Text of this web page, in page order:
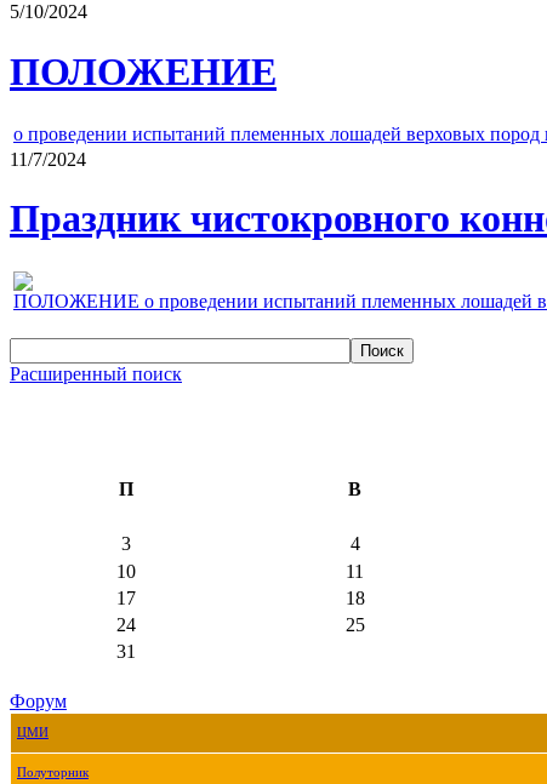
5/10/2024
ПОЛОЖЕНИЕ
о проведении испытаний племенных лошадей верховых
11/7/2024
Праздник чистокровного
ПОЛОЖЕНИЕ о проведении испытаний племенных лошадей
Расширенный поиск
П В
3
4
10
11
17
18
24
25
31
Форум
ЦМИ
Полуторник